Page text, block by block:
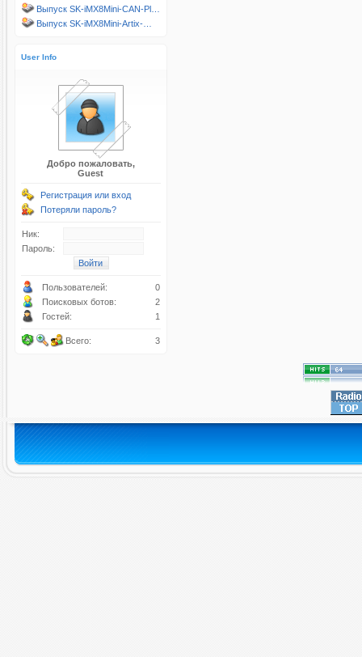
Выпуск SK-iMX8Mini-CAN-Pl…
Выпуск SK-iMX8Mini-Artix-…
User Info
Добро пожаловать,
Guest
Регистрация или вход
Потеряли пароль?
Ник:
Пароль:
Пользователей:
0
Поисковых ботов:
2
Гостей:
1
Всего: 3